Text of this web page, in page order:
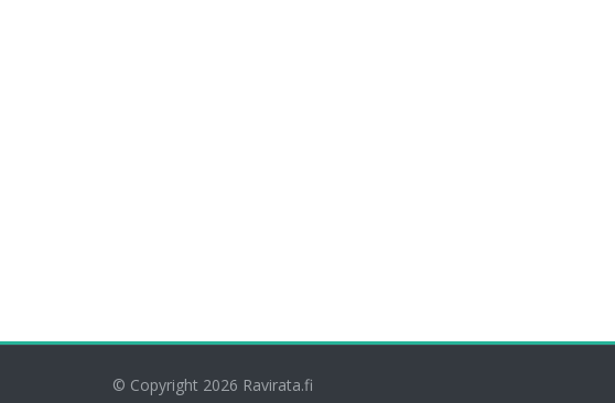
© Copyright 2026 Ravirata.fi